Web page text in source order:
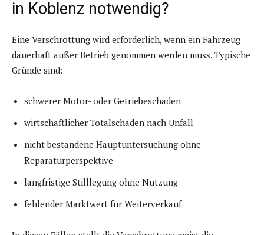
in Koblenz notwendig?
Eine Verschrottung wird erforderlich, wenn ein Fahrzeug
dauerhaft außer Betrieb genommen werden muss. Typische
Gründe sind:
schwerer Motor- oder Getriebeschaden
wirtschaftlicher Totalschaden nach Unfall
nicht bestandene Hauptuntersuchung ohne
Reparaturperspektive
langfristige Stilllegung ohne Nutzung
fehlender Marktwert für Weiterverkauf